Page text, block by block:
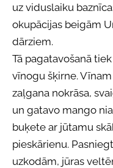
uz viduslaiku
okupācijas beigām
dārziem.
Tā pagatavošanā
vīnogu šķirne.
zaļgana nokrāsa,
un gatavo mango
buķete ar jūtamu
pieskārienu.
uzkodām, jūras